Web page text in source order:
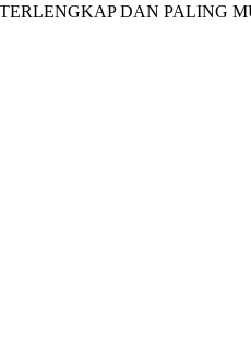
DAN PALING